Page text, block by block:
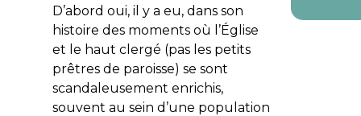
D’abord oui, il y a eu, dans son
histoire des moments où l’Église
et le haut clergé (pas les petits
prêtres de paroisse) se sont
scandaleusement enrichis,
souvent au sein d’une population